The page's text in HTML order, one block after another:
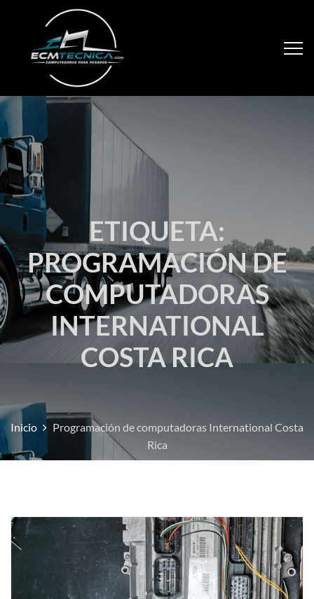
ETIQUETA:
PROGRAMACIÓN DE
COMPUTADORAS
INTERNATIONAL
COSTA RICA
Inicio
Programación de computadoras International Costa
Rica